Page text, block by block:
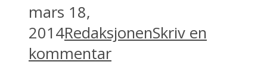
mars 18,
2014RedaksjonenSkriv en
kommentar